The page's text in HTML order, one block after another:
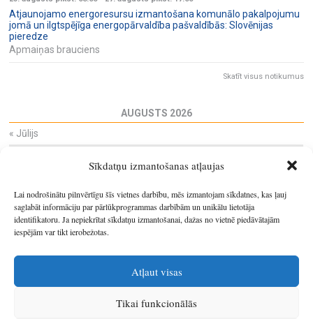
Sīkdatņu izmantošanas atļaujas
Lai nodrošinātu pilnvērtīgu šīs vietnes darbību, mēs izmantojam sīkdatnes, kas ļauj
saglabāt informāciju par pārlūkprogrammas darbībām un unikālu lietotāja
identifikatoru. Ja nepiekrītat sīkdatņu izmantošanai, dažas no vietnē piedāvātajām
iespējām var tikt ierobežotas.
Atļaut visas
Tikai funkcionālās
Atjaunojamo energoresursu izmantošana komunālo pakalpojumu
jomā un ilgtspējīga energopārvaldība pašvaldībās: Slovēnijas
pieredze
Apmaiņas brauciens
Skatīt visus notikumus
AUGUSTS 2026
« Jūlijs
29 30 31 1
12 14 15
17
18 19 20 21 22
23
24
25 26
31
1 2 3 4 5 6